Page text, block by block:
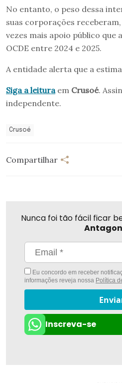
No entanto, o peso dessa
suas corporações
vezes mais apoio público que
OCDE entre 2024 e 2025.
A entidade alerta que a
Siga a leituraem Crusoé.
independente.
Crusoé
Compartilhar
Nunca foi tão fácil ficar
Eu concordo em receber
informações reveja nossa Política
Inscreva-se